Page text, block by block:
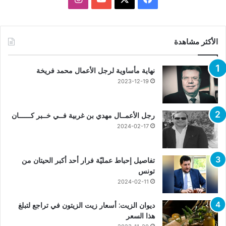
الأكثر مشاهدة
نهاية مأساوية لرجل الأعمال محمد فريخة
2023-12-19
رجل الأعمــال مهدي بن غربية فــي خــبر كــــــان
2024-02-17
تفاصيل إحباط عمليّة فرار أحد أكبر الحيتان من
تونس
2024-02-11
ديوان الزيت: أسعار زيت الزيتون في تراجع لتبلغ
هذا السعر